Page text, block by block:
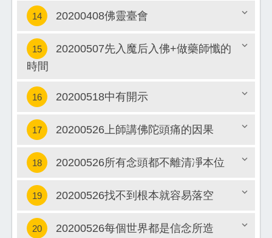
關閉
關閉
14 20200408佛靈臺會
15
20200507先入魔后入佛+做藥師懺的
時間
關閉
16 20200518中有開示
關閉
17 20200526上師講佛陀頭痛的因果
關閉
18 20200526所有念頭都不離清凈本位
關閉
19 20200526找不到根本就容易落空
20 20200526每個世界都是信念所造